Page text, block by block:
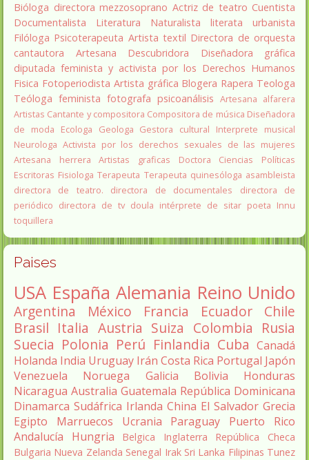
Bióloga directora mezzosoprano Actriz de teatro Cuentista
Documentalista
Literatura Naturalista literata
urbanista
Filóloga Psicoterapeuta Artista textil Directora de orquesta
cantautora
Artesana Descubridora
Diseñadora gráfica
diputada feminista y activista por los Derechos Humanos
Fisica Fotoperiodista Artista gráfica Blogera Rapera Teologa
Teóloga feminista fotografa psicoanálisis Artesana alfarera
Artistas Cantante y compositora Compositora de música Diseñadora
de moda
Ecologa Geologa Gestora cultural
Interprete musical
Neurologa Activista por los derechos sexuales de las mujeres
Artesana herrera
Artistas graficas
Doctora Ciencias Políticas
Escritoras Fisiologa Terapeuta Terapeuta quinesóloga asambleista
directora de teatro.
directora de documentales
directora de
periódico directora de tv doula intérprete de sitar poeta Innu
toquillera
Paises
USA España Alemania Reino Unido
Argentina México Francia Ecuador
Chile
Brasil Italia Austria Suiza Colombia Rusia
Suecia Polonia Perú Finlandia Cuba Canadá
Holanda India Uruguay Irán Costa Rica Portugal Japón
Venezuela
Noruega Galicia Bolivia
Honduras
Nicaragua Australia Guatemala República Dominicana
Dinamarca Sudáfrica Irlanda China El Salvador Grecia
Egipto
Marruecos Ucrania Paraguay
Puerto Rico
Andalucía
Hungria Belgica Inglaterra
República Checa
Bulgaria Nueva Zelanda Senegal Irak Sri Lanka Filipinas Tunez